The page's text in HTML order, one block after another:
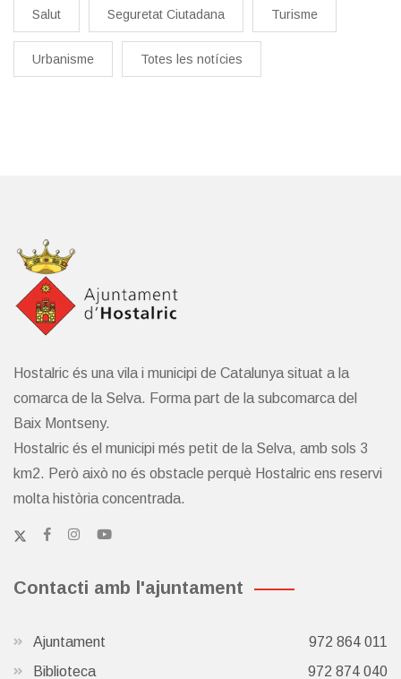
Salut Seguretat Ciutadana Turisme
Urbanisme Totes les notícies
Hostalric és una vila i municipi de Catalunya situat a la
comarca de la Selva. Forma part de la subcomarca del
Baix Montseny.
Hostalric és el municipi més petit de la Selva, amb sols 3
km2. Però això no és obstacle perquè Hostalric ens reservi
molta història concentrada.
Contacti amb l'ajuntament
Ajuntament
972 864 011
Biblioteca
972 874 040